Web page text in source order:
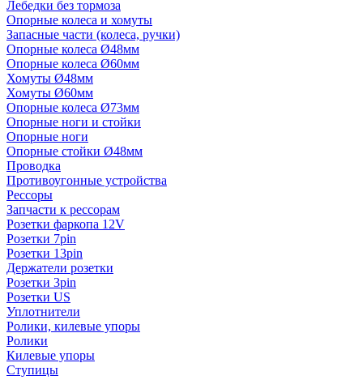
Лебедки без тормоза
Опорные колеса и хомуты
Запасные части (колеса, ручки)
Опорные колеса Ø48мм
Опорные колеса Ø60мм
Хомуты Ø48мм
Хомуты Ø60мм
Опорные колеса Ø73мм
Опорные ноги и стойки
Опорные ноги
Опорные стойки Ø48мм
Проводка
Противоугонные устройства
Рессоры
Запчасти к рессорам
Розетки фаркопа 12V
Розетки 7pin
Розетки 13pin
Держатели розетки
Розетки 3pin
Розетки US
Уплотнители
Ролики, килевые упоры
Ролики
Килевые упоры
Ступицы